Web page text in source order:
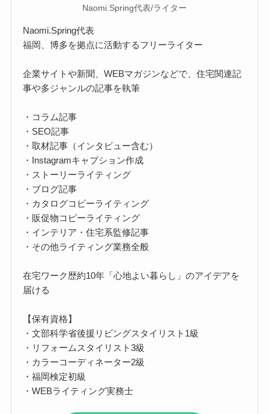
Naomi.Spring代表/ライター
Naomi.Spring代表
福岡、博多を拠点に活動するフリーライター
企業サイトや新聞、WEBマガジンなどで、住宅関連記
事や多ジャンルの記事を執筆
・コラム記事
・SEO記事
・取材記事（インタビュー含む）
・Instagramキャプション作成
・ストーリーライティング
・ブログ記事
・カタログコピーライティング
・販促物コピーライティング
・インテリア・住宅系監修記事
・その他ライティング業務全般
在宅ワーク歴約10年「心地よい暮らし」のアイデアを
届ける
【保有資格】
・文部科学省後援リビングスタイリスト1級
・リフォームスタイリスト3級
・カラーコーディネーター2級
・福岡検定初級
・WEBライティング実務士